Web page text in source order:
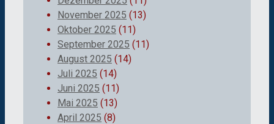
November 2025 (13)
Oktober 2025 (11)
September 2025 (11)
August 2025 (14)
Juli 2025 (14)
Juni 2025 (11)
Mai 2025 (13)
April 2025 (8)